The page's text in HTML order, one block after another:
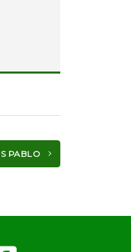
PABLO